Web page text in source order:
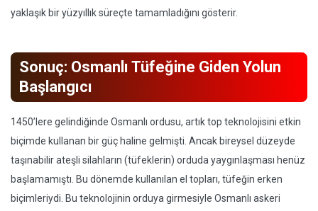
yaklaşık bir yüzyıllık süreçte tamamladığını gösterir.
Sonuç: Osmanlı Tüfeğine Giden Yolun
Başlangıcı
1450’lere gelindiğinde Osmanlı ordusu, artık top teknolojisini etkin
biçimde kullanan bir güç haline gelmişti. Ancak bireysel düzeyde
taşınabilir ateşli silahların (tüfeklerin) orduda yaygınlaşması henüz
başlamamıştı. Bu dönemde kullanılan el topları, tüfeğin erken
biçimleriydi. Bu teknolojinin orduya girmesiyle Osmanlı askeri